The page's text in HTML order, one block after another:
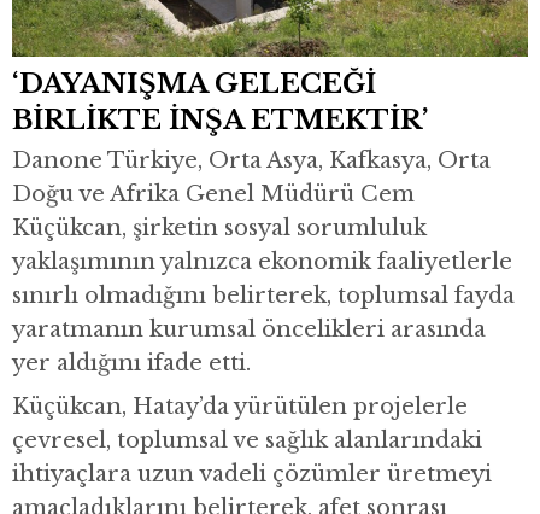
‘DAYANIŞMA GELECEĞİ
BİRLİKTE İNŞA ETMEKTİR’
Danone Türkiye, Orta Asya, Kafkasya, Orta
Doğu ve Afrika Genel Müdürü Cem
Küçükcan, şirketin sosyal sorumluluk
yaklaşımının yalnızca ekonomik faaliyetlerle
sınırlı olmadığını belirterek, toplumsal fayda
yaratmanın kurumsal öncelikleri arasında
yer aldığını ifade etti.
Küçükcan, Hatay’da yürütülen projelerle
çevresel, toplumsal ve sağlık alanlarındaki
ihtiyaçlara uzun vadeli çözümler üretmeyi
amaçladıklarını belirterek, afet sonrası